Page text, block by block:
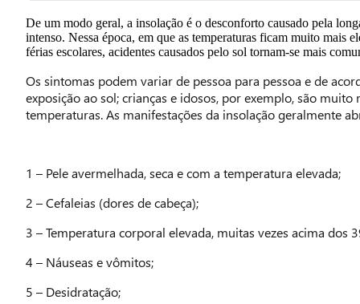
De um modo geral, a insolação é o desconforto causado pela
intenso. Nessa época, em que as temperaturas ficam muito mais
férias escolares, acidentes causados pelo sol tornam-se mais
Os sintomas podem variar de pessoa para pessoa e de
exposição ao sol; crianças e idosos, por exemplo, são muito
temperaturas. As manifestações da insolação geralmente
1 – Pele avermelhada, seca e com a temperatura elevada;
2 – Cefaleias (dores de cabeça);
3 – Temperatura corporal elevada, muitas vezes acima dos
4 – Náuseas e vômitos;
5 – Desidratação;